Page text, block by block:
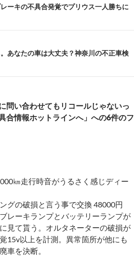
ーキの不具合発覚でプリウス一人勝ちに
あなたの車は大丈夫？神奈川の不正車検
問い合わせてもリコールじゃないっ
合情報ホットラインへ」への6件のフ
㎞走行時音がうるさく感じディー
グの破損と言う事で交換 48000円
レーキランプとバッテリーランプが
見て貰う。オルタネーターの破損が
15v以上を計測。異常箇所が他にも
車を決断。